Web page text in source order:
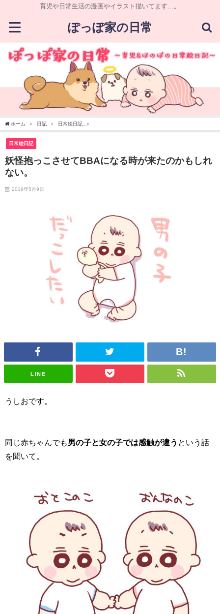
育児や日常生活の漫画やイラスト描いてます…。
ぽっぽ家の日常
ホーム 日記 日常絵日記
日常絵日記
妖怪抱っこさせてBBAになる時が来たのかもしれ
ない。
2019年5月9日
LINE
うしおです。
同じ赤ちゃんでも男の子と女の子では感触が違う という話
を聞いて。